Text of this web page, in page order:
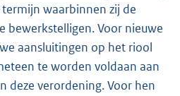
waarbinnen zij de
bewerkstelligen. Voor nieuwe
aansluitingen op het riool
te worden voldaan aan
deze verordening. Voor hen